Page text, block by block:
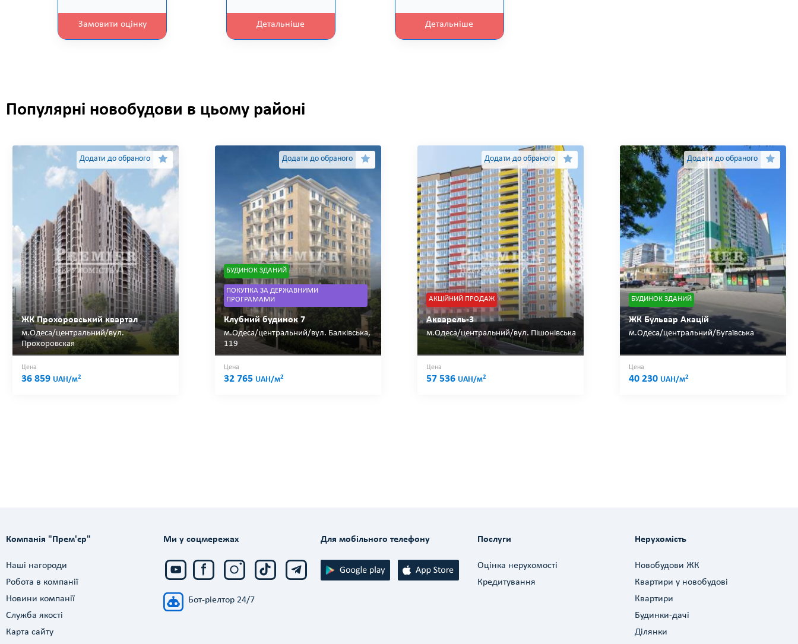
Замовити оцінку Детальніше Детальніше
Популярні новобудови в цьому районі
Додати до обраного
ЖК Прохоровський квартал
м.Одеса/центральний/вул.
Прохоровская
Цена
36 859 UAH/м2
Додати до обраного
БУДИНОК ЗДАНИЙ
ПОКУПКА ЗА ДЕРЖАВНИМИ
ПРОГРАМАМИ
Клубний будинок 7
м.Одеса/центральний/вул. Балківська,
119
Цена
32 765 UAH/м2
Додати до обраного
АКЦІЙНИЙ ПРОДАЖ
Акварель-3
м.Одеса/центральний/вул. Пішонівська
Цена
57 536 UAH/м2
Додати до обраного
БУДИНОК ЗДАНИЙ
ЖК Бульвар Акацій
м.Одеса/центральний/Бугаївська
Цена
40 230 UAH/м2
Компанія "Прем'єр"
Наші нагороди
Робота в компанії
Новини компанії
Служба якості
Карта сайту
Ми у соцмережах
Бот-ріелтор 24/7
Для мобільного телефону Послуги
Оцінка нерухомості
Кредитування
Нерухомість
Новобудови ЖК
Квартири у новобудові
Квартири
Будинки-дачі
Ділянки